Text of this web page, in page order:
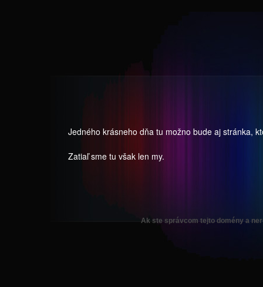
Jedného krásneho dňa tu možno bude aj stránka,
Zatiaľ sme tu však len my.
Ak ste správcom tejto domény a